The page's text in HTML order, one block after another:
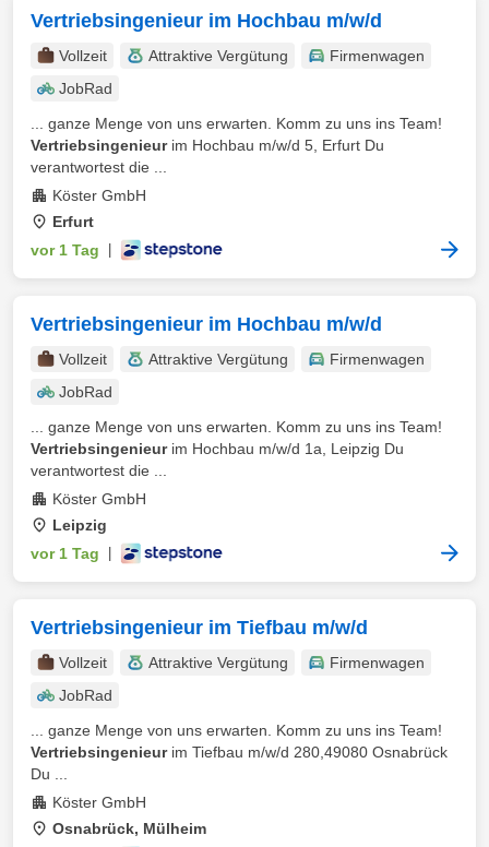
Vertriebsingenieur im Hochbau m/w/d
Vollzeit Attraktive Vergütung
Firmenwagen
JobRad
... ganze Menge von uns erwarten. Komm zu uns ins Team!
Vertriebsingenieurim Hochbau m/w/d 5, Erfurt Du
verantwortest die ...
Köster GmbH
Erfurt
vor 1 Tag
Vertriebsingenieur im Hochbau m/w/d
Vollzeit Attraktive Vergütung
Firmenwagen
JobRad
... ganze Menge von uns erwarten. Komm zu uns ins Team!
Vertriebsingenieurim Hochbau m/w/d 1a, Leipzig Du
verantwortest die ...
Köster GmbH
Leipzig
vor 1 Tag
Vertriebsingenieur im Tiefbau m/w/d
Vollzeit Attraktive Vergütung
Firmenwagen
JobRad
... ganze Menge von uns erwarten. Komm zu uns ins Team!
Vertriebsingenieurim Tiefbau m/w/d 280,49080 Osnabrück
Du ...
Köster GmbH
Osnabrück, Mülheim